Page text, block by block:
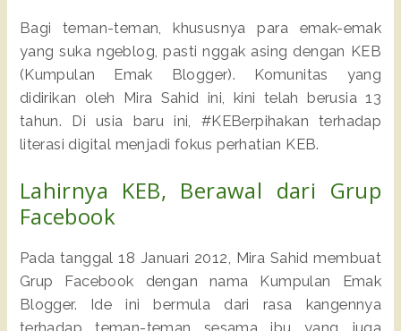
Bagi teman-teman, khususnya para emak-emak
yang suka ngeblog, pasti nggak asing dengan KEB
(Kumpulan Emak Blogger). Komunitas yang
didirikan oleh Mira Sahid ini, kini telah berusia 13
tahun. Di usia baru ini, #KEBerpihakan terhadap
literasi digital menjadi fokus perhatian KEB.
Lahirnya KEB, Berawal dari Grup
Facebook
Pada tanggal 18 Januari 2012, Mira Sahid membuat
Grup Facebook dengan nama Kumpulan Emak
Blogger. Ide ini bermula dari rasa kangennya
terhadap teman-teman sesama ibu yang juga